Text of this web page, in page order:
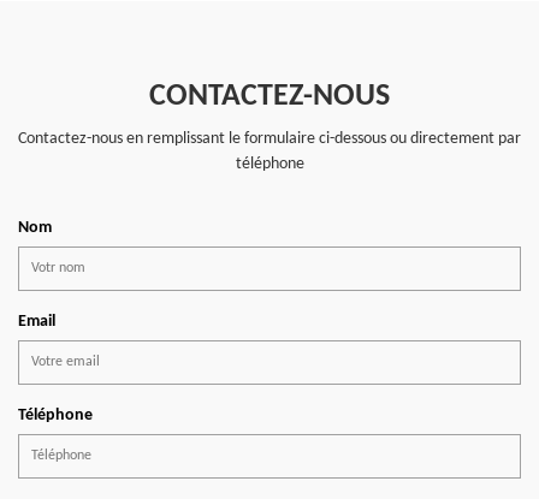
CONTACTEZ-NOUS
Contactez-nous en remplissant le formulaire ci-dessous ou directement par
téléphone
Nom
Email
Téléphone